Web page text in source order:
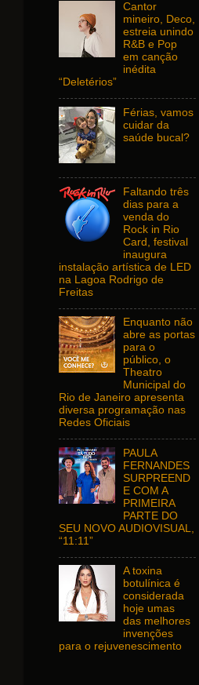
Cantor
mineiro, Deco,
estreia unindo
R&B e Pop
em canção
inédita
“Deletérios”
Férias, vamos
cuidar da
saúde bucal?
Faltando três
dias para a
venda do
Rock in Rio
Card, festival
inaugura
instalação artística de LED
na Lagoa Rodrigo de
Freitas
Enquanto não
abre as portas
para o
público, o
Theatro
Municipal do
Rio de Janeiro apresenta
diversa programação nas
Redes Oficiais
PAULA
FERNANDES
SURPREEND
E COM A
PRIMEIRA
PARTE DO
SEU NOVO AUDIOVISUAL,
“11:11”
A toxina
botulínica é
considerada
hoje umas
das melhores
invenções
para o rejuvenescimento